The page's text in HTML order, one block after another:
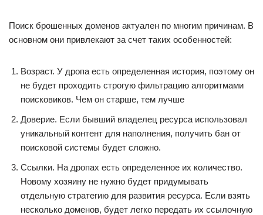
Поиск брошенных доменов актуален по многим причинам. В
основном они привлекают за счет таких особенностей:
Возраст. У дропа есть определенная история, поэтому он
не будет проходить строгую фильтрацию алгоритмами
поисковиков. Чем он старше, тем лучше
Доверие. Если бывший владелец ресурса использовал
уникальный контент для наполнения, получить бан от
поисковой системы будет сложно.
Ссылки. На дропах есть определенное их количество.
Новому хозяину не нужно будет придумывать
отдельную стратегию для развития ресурса. Если взять
несколько доменов, будет легко передать их ссылочную